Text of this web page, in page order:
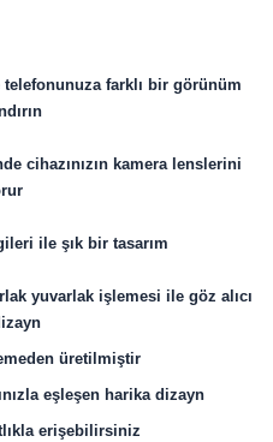
farklı bir görünüm
cihazınızın kamera lenslerini
ile şık bir tasarım
yuvarlak işlemesi ile göz alıcı
üretilmiştir
eşleşen harika dizayn
erişebilirsiniz